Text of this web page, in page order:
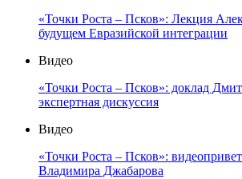
«Точки Роста – Псков»: Лекция
будущем Евразийской интеграции
Видео
«Точки Роста – Псков»: доклад
экспертная дискуссия
Видео
«Точки Роста – Псков»:
Владимира Джабарова